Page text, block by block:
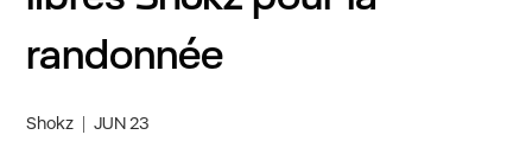
randonnée
Shokz JUN 23